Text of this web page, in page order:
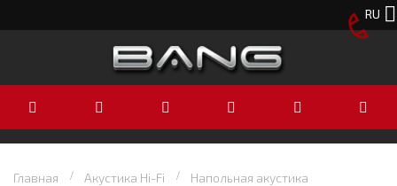
RU
Главная Акустика Hi-Fi Напольная акустика